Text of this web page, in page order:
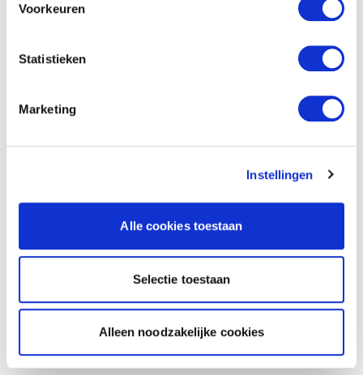
Voorkeuren
Statistieken
Marketing
Instellingen
Alle cookies toestaan
Selectie toestaan
Alleen noodzakelijke cookies